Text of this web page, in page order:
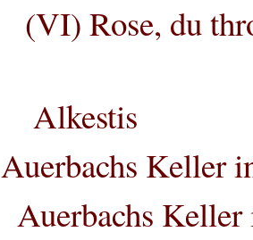
(VI) Rose, du
Alkestis
Auerbachs Keller
Auerbachs